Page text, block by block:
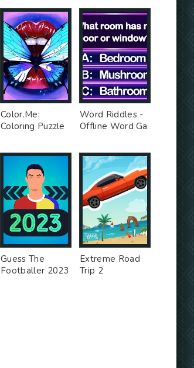
Color.Me:
Coloring Puzzle
Word Riddles -
Offline Word Ga
Guess The
Footballer 2023
Extreme Road
Trip 2